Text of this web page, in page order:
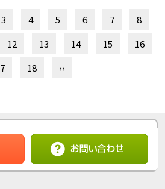
3 4 5 6 7
8
12 13 14 15
16
18 ››